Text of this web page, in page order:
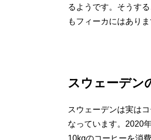
るようです。そうす
もフィーカにはありま
スウェーデン
スウェーデンは実は
なっています。2020
10kgのコーヒーを消